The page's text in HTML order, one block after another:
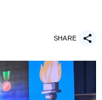
SHARE